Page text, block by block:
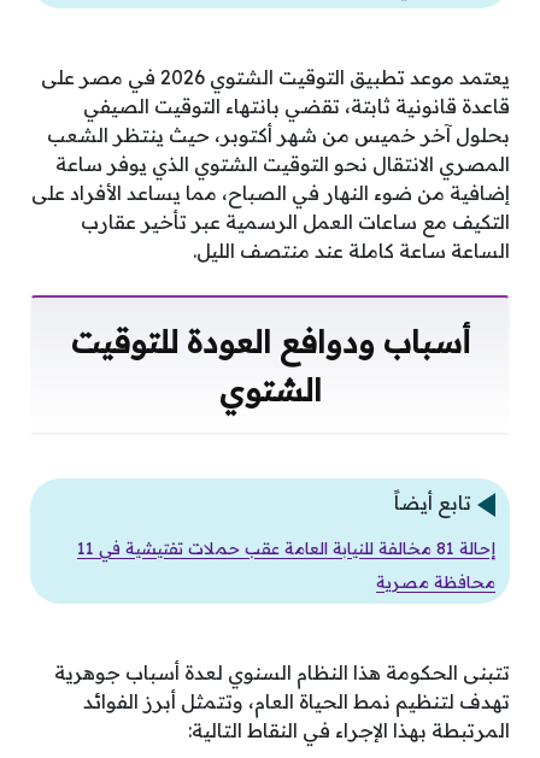
يعتمد موعد تطبيق التوقيت الشتوي 2026 في مصر على
قاعدة قانونية ثابتة، تقضي بانتهاء التوقيت الصيفي
بحلول آخر خميس من شهر أكتوبر، حيث ينتظر الشعب
المصري الانتقال نحو التوقيت الشتوي الذي يوفر ساعة
إضافية من ضوء النهار في الصباح، مما يساعد الأفراد على
التكيف مع ساعات العمل الرسمية عبر تأخير عقارب
الساعة ساعة كاملة عند منتصف الليل.
أسباب ودوافع العودة للتوقيت
الشتوي
تابع أيضاً
إحالة 81 مخالفة للنيابة العامة عقب حملات تفتيشية في 11
محافظة مصرية
تتبنى الحكومة هذا النظام السنوي لعدة أسباب جوهرية
تهدف لتنظيم نمط الحياة العام، وتتمثل أبرز الفوائد
المرتبطة بهذا الإجراء في النقاط التالية: